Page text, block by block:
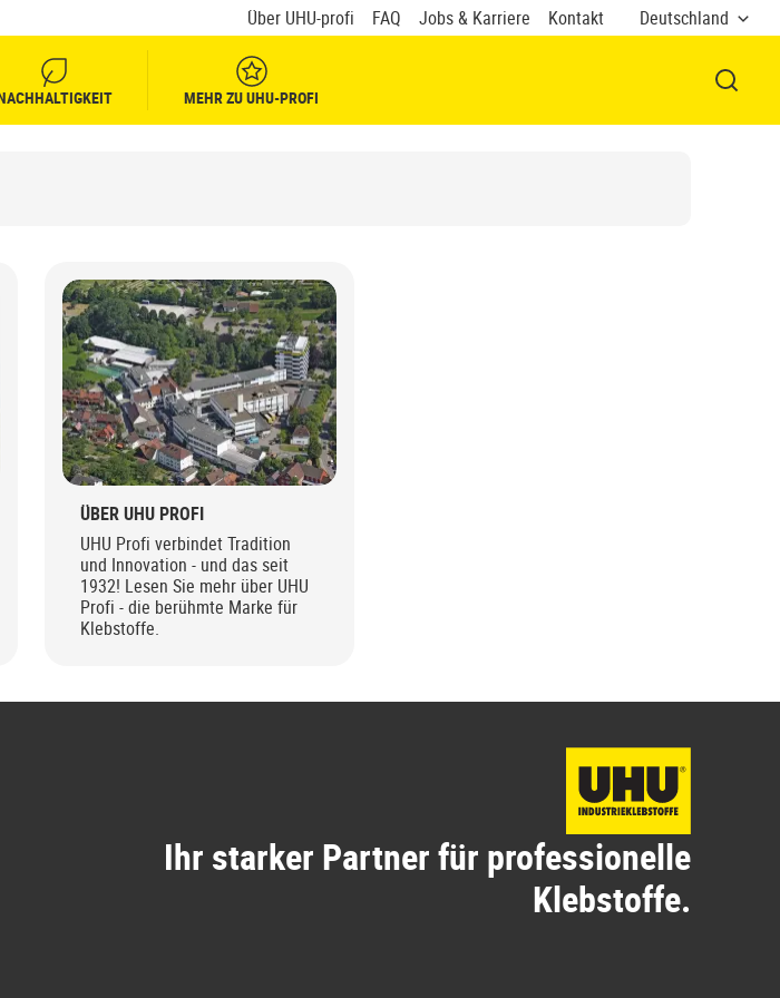
Über UHU-profi FAQ Jobs & Karriere Kontakt Deutschland
MEHR ZU UHU-PROFI
ÜBER UHU PROFI
UHU Profi verbindet Tradition
und Innovation - und das seit
1932! Lesen Sie mehr über UHU
Profi - die berühmte Marke für
Klebstoffe.
Ihr starker Partner für professionelle
Klebstoffe.